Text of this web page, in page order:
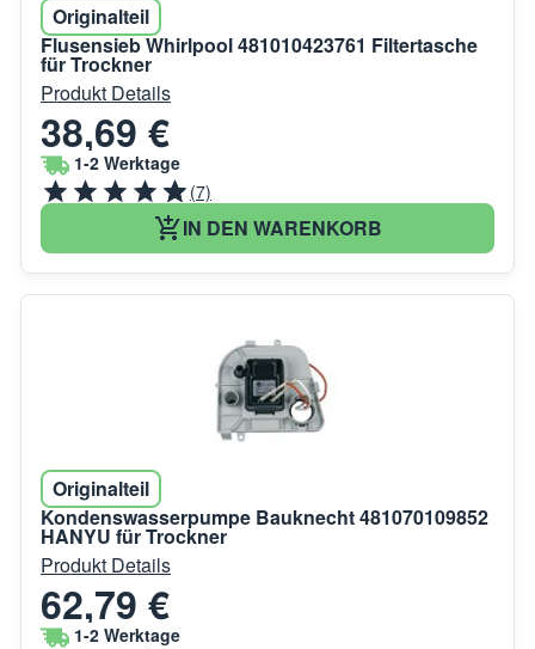
Originalteil
Flusensieb Whirlpool 481010423761 Filtertasche
für Trockner
Produkt Details
38,69 €
1-2 Werktage
(7)
IN DEN WARENKORB
Originalteil
Kondenswasserpumpe Bauknecht 481070109852
HANYU für Trockner
Produkt Details
62,79 €
1-2 Werktage